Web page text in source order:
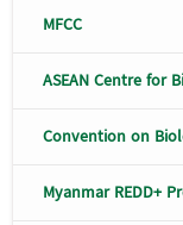
MFCC
ASEAN Centre for
Convention on
Myanmar REDD+